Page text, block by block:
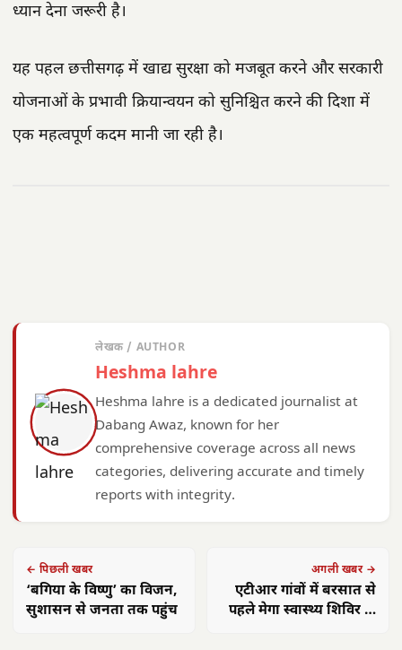
ध्यान देना जरूरी है।
यह पहल छत्तीसगढ़ में खाद्य सुरक्षा को मजबूत करने और सरकारी
योजनाओं के प्रभावी क्रियान्वयन को सुनिश्चित करने की दिशा में
एक महत्वपूर्ण कदम मानी जा रही है।
लेखक / AUTHOR
Heshma lahre
Heshma lahre is a dedicated journalist at
Dabang Awaz, known for her
comprehensive coverage across all news
categories, delivering accurate and timely
reports with integrity.
← पिछली खबर
‘बगिया के विष्णु’ का विजन,
सुशासन से जनता तक पहुंच
अगली खबर →
एटीआर गांवों में बरसात से
पहले मेगा स्वास्थ्य शिविर के